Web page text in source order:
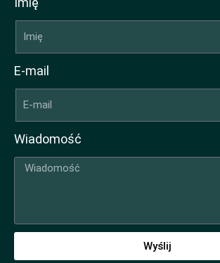
E-mail
Wiadomość
Wyślij